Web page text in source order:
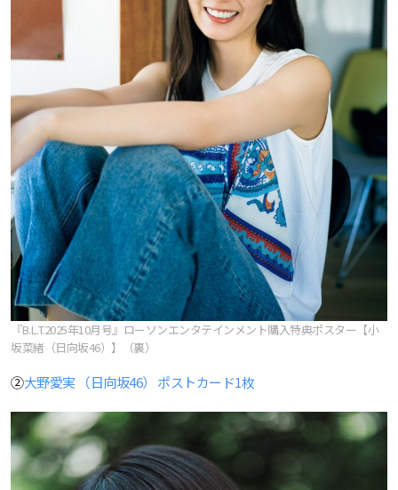
『B.L.T.2025年10月号』ローソンエンタテインメント購入特典ポスター【小
坂菜緒（日向坂46）】（裏）
②大野愛実 （日向坂46） ポストカード1枚